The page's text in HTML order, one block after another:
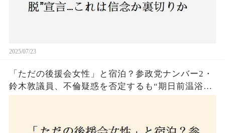
2025/07/23
「ただの後援会女性」と宿泊？参政党ナンバー2・
鈴木敦議員、不倫疑惑を否定するも“期日前温浴デ